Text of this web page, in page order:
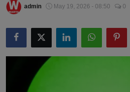
admin May 19, 2026 - 08:50 0